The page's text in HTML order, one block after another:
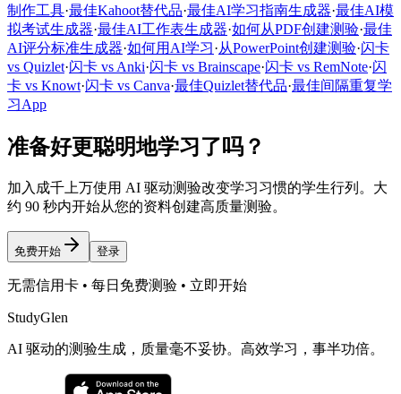
制作工具·最佳Kahoot替代品·最佳AI学习指南生成器·最佳AI模
拟考试生成器·最佳AI工作表生成器·如何从PDF创建测验·最佳
AI评分标准生成器·如何用AI学习·从PowerPoint创建测验·闪卡
vs Quizlet·闪卡 vs Anki·闪卡 vs Brainscape·闪卡 vs RemNote·闪
卡 vs Knowt·闪卡 vs Canva·最佳Quizlet替代品·最佳间隔重复学
习App
准备好更聪明地学习了吗？
加入成千上万使用 AI 驱动测验改变学习习惯的学生行列。大
约 90 秒内开始从您的资料创建高质量测验。
免费开始 登录
无需信用卡 • 每日免费测验 • 立即开始
StudyGlen
AI 驱动的测验生成，质量毫不妥协。高效学习，事半功倍。